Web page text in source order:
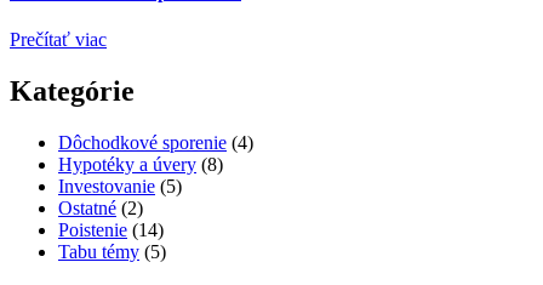
Prečítať viac
Kategórie
Dôchodkové sporenie (4)
Hypotéky a úvery (8)
Investovanie (5)
Ostatné (2)
Poistenie (14)
Tabu témy (5)